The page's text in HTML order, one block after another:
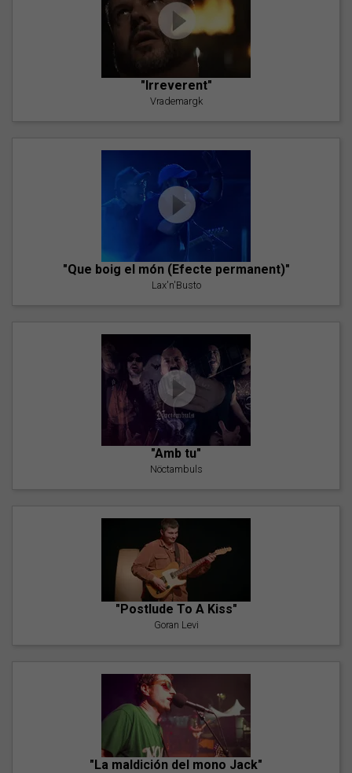
"Irreverent"
Vrademargk
"Que boig el món (Efecte permanent)"
Lax'n'Busto
"Amb tu"
Nöctambuls
"Postlude To A Kiss"
Goran Levi
"La maldición del mono Jack"